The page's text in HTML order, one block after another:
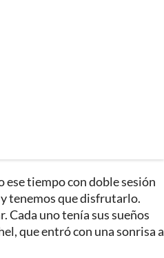
ese tiempo con doble sesión
tenemos que disfrutarlo.
Cada uno tenía sus sueños
que entró con una sonrisa a